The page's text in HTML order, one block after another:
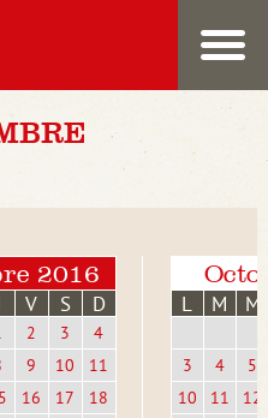
2016
V S D
2 3
4
9 10
11
16 17
18
L M M
3 4
5
10
11
12